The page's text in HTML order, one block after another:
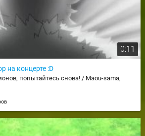
0:11
на концерте :D
попытайтесь снова! / Maou-sama,